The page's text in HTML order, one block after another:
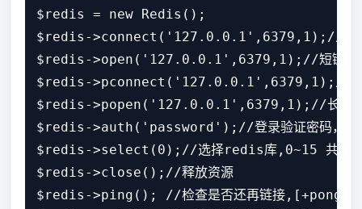
$redis = new Redis();
$redis->connect('127.0.0.1',6379,1);//短链接
$redis->open('127.0.0.1',6379,1);//短链接
$redis->pconnect('127.0.0.1',6379,1);//长链接
$redis->popen('127.0.0.1',6379,1);//长链
$redis->auth('password');//登录验证密码，
$redis->select(0);//选择redis库,0~15 共16
$redis->close();//释放资源
$redis->ping(); //检查是否还再链接,[+pong]